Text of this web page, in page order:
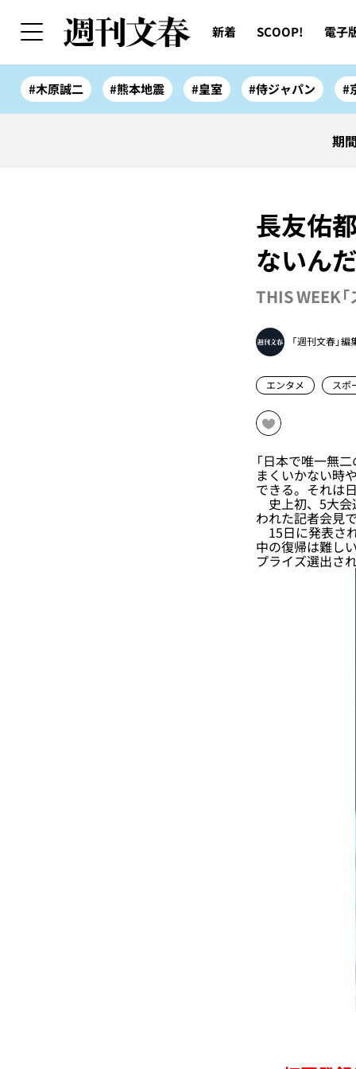
新着 SCOOP! 電子
#木原誠二 #熊本地震 #皇室 #侍ジャパン #
期
長友佑
ないん
THIS WEEK「
「週刊文春」編
エンタメ スポ
「日本で唯一無
まくいかない時
できる。それは
史上初、5大会
われた記者会見
15日に発表さ
中の復帰は難し
プライズ選出さ